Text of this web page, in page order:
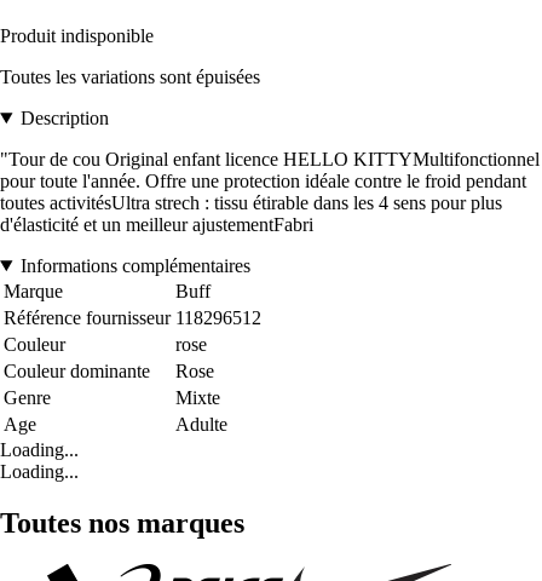
Produit indisponible
Toutes les variations sont épuisées
Description
"Tour de cou Original enfant licence HELLO KITTYMultifonctionnel
pour toute l'année. Offre une protection idéale contre le froid pendant
toutes activitésUltra strech : tissu étirable dans les 4 sens pour plus
d'élasticité et un meilleur ajustementFabri
Informations complémentaires
Marque
Buff
Référence fournisseur 118296512
Couleur
rose
Couleur dominante
Rose
Genre
Mixte
Age
Adulte
Loading...
Loading...
Toutes nos marques